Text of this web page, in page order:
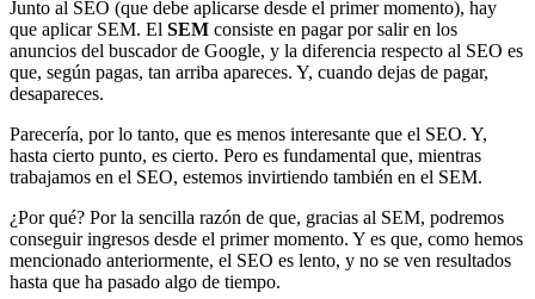
Junto al SEO (que debe aplicarse desde el primer momento), hay
que aplicar SEM. El SEM consiste en pagar por salir en los
anuncios del buscador de Google, y la diferencia respecto al SEO es
que, según pagas, tan arriba apareces. Y, cuando dejas de pagar,
desapareces.
Parecería, por lo tanto, que es menos interesante que el SEO. Y,
hasta cierto punto, es cierto. Pero es fundamental que, mientras
trabajamos en el SEO, estemos invirtiendo también en el SEM.
¿Por qué? Por la sencilla razón de que, gracias al SEM, podremos
conseguir ingresos desde el primer momento. Y es que, como hemos
mencionado anteriormente, el SEO es lento, y no se ven resultados
hasta que ha pasado algo de tiempo.